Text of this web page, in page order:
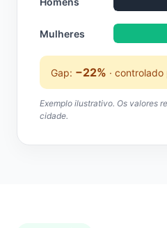
Mulheres
Gap: −22% ·
Exemplo ilustrativo. Os valores
cidade.